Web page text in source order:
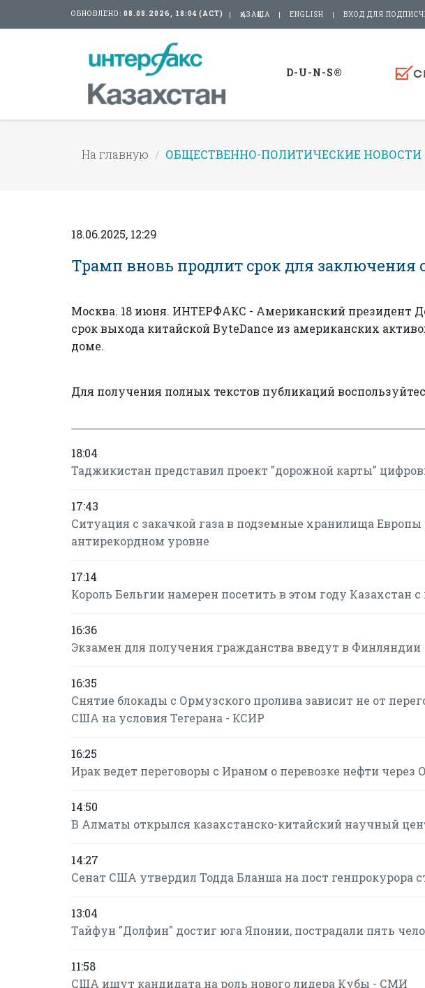
ОБНОВЛЕНО: 08.08.2026, 18:04 (АСТ) ҚАЗАҚША ENGLISH ВХОД ДЛЯ
D-U-N-S®
На главную ОБЩЕСТВЕННО-ПОЛИТИЧЕСКИЕ НОВОСТИ
18.06.2025, 12:29
Трамп вновь продлит срок для
Москва. 18 июня. ИНТЕРФАКС - Американский президент
срок выхода китайской ByteDance из американских
доме.
Для получения полных текстов публикаций
18:04
Таджикистан представил проект "дорожной карты"
17:43
Ситуация с закачкой газа в подземные хранилища Европы
антирекордном уровне
17:14
Король Бельгии намерен посетить в этом году Казахстан
16:36
Экзамен для получения гражданства введут в Финляндии
16:35
Снятие блокады с Ормузского пролива зависит не от
США на условия Тегерана - КСИР
16:25
Ирак ведет переговоры с Ираном о перевозке нефти через
14:50
В Алматы открылся казахстанско-китайский научный
14:27
Сенат США утвердил Тодда Бланша на пост генпрокурора
13:04
Тайфун "Долфин" достиг юга Японии, пострадали пять
11:58
США ищут кандидата на роль нового лидера Кубы - СМИ